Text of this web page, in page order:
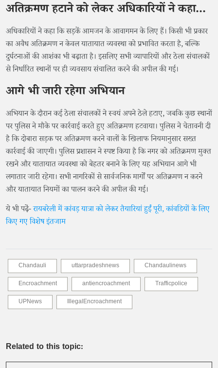
अतिक्रमण हटाने को लेकर अधिकारियों ने कहा...
अधिकारियों ने कहा कि सड़कें आमजन के आवागमन के लिए हैं। किसी भी प्रकार
का अवैध अतिक्रमण न केवल यातायात व्यवस्था को प्रभावित करता है, बल्कि
दुर्घटनाओं की आशंका भी बढ़ाता है। इसलिए सभी व्यापारियों और ठेला संचालकों
से निर्धारित स्थानों पर ही व्यवसाय संचालित करने की अपील की गई।
आगे भी जारी रहेगा अभियान
अभियान के दौरान कई ठेला संचालकों ने स्वयं अपने ठेले हटाए, जबकि कुछ स्थानों
पर पुलिस ने मौके पर कार्रवाई करते हुए अतिक्रमण हटवाया। पुलिस ने चेतावनी दी
है कि दोबारा सड़क पर अतिक्रमण करने वालों के खिलाफ नियमानुसार सख्त
कार्रवाई की जाएगी। पुलिस प्रशासन ने स्पष्ट किया है कि नगर को अतिक्रमण मुक्त
रखने और यातायात व्यवस्था को बेहतर बनाने के लिए यह अभियान आगे भी
लगातार जारी रहेगा। सभी नागरिकों से सार्वजनिक मार्गों पर अतिक्रमण न करने
और यातायात नियमों का पालन करने की अपील की गई।
ये भी पढे़ं-रायबरेली में कांवड़ यात्रा को लेकर तैयारियां हुईं पूरी, कांवडियों के लिए
किए गए विशेष इंतजाम
Chandauli uttarpradeshnews
Chandaulinews
Encroachment
antiencroachment
Trafficpolice
UPNews
IllegalEncroachment
Related to this topic: